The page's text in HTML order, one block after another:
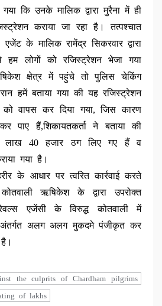
गया कि उनके मालिक द्वारा मुरैना में ही
कराया जा रहा है। तत्पश्चात
के मालिक रामेंद्र सिकरवार द्वारा
हम लोगों को रजिस्ट्रेशन भेजा गया
क्षेत्र में पहुंचे तो पुलिस चेकिंग
हमें बताया गया की यह रजिस्ट्रेशन
को वापस कर दिया गया, जिस कारण
पाए हैं,शिकायतकर्ता ने बताया की
6 लाख 40 हजार ठग लिए गए हैं व
गया है।
के आधार पर त्वरित कार्रवाई करते
कोतवाली ऋषिकेश के द्वारा उपरोक्त
एजेंसी के विरुद्ध कोतवाली में
अंतर्गत अलग अलग मुकदमे पंजीकृत कर
the culprits of Chardham pilgrims
of lakhs